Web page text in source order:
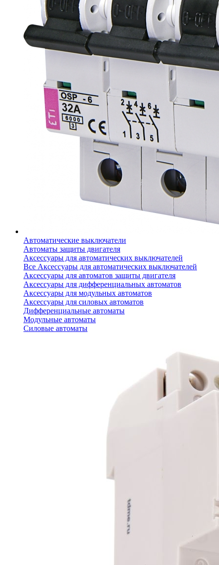
Автоматические выключатели
Автоматы защиты двигателя
Аксессуары для автоматических выключателей
Все Аксессуары для автоматических выключателей
Аксессуары для автоматов защиты двигателя
Аксессуары для дифференциальных автоматов
Аксессуары для модульных автоматов
Аксессуары для силовых автоматов
Дифференциальные автоматы
Модульные автоматы
Силовые автоматы